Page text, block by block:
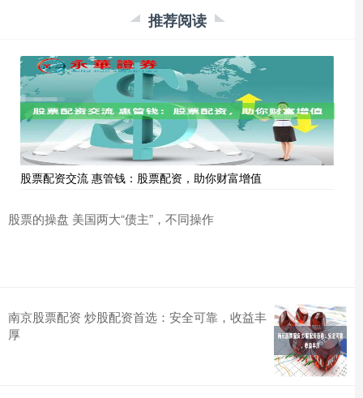
推荐阅读
股票配资交流 惠管钱：股票配资，助你财富增值
股票的操盘 美国两大“债主”，不同操作
南京股票配资 炒股配资首选：安全可靠，收益丰
厚